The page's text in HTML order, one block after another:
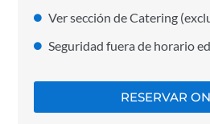
Ver sección de Catering
Seguridad fuera de horario
RESERVAR